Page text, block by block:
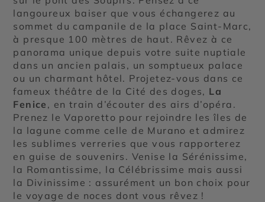
langoureux baiser que vous échangerez au
sommet du campanile de la place Saint-Marc,
à presque 100 mètres de haut. Rêvez à ce
panorama unique depuis votre suite nuptiale
dans un ancien palais, un somptueux palace
ou un charmant hôtel. Projetez-vous dans ce
fameux théâtre de la Cité des doges, La
Fenice , en train d’écouter des airs d’opéra.
Prenez le Vaporetto pour rejoindre les îles de
la lagune comme celle de Murano et admirez
les sublimes verreries que vous rapporterez
en guise de souvenirs. Venise la Sérénissime,
la Romantissime, la Célébrissime mais aussi
la Divinissime : assurément un bon choix pour
le voyage de noces dont vous rêvez !